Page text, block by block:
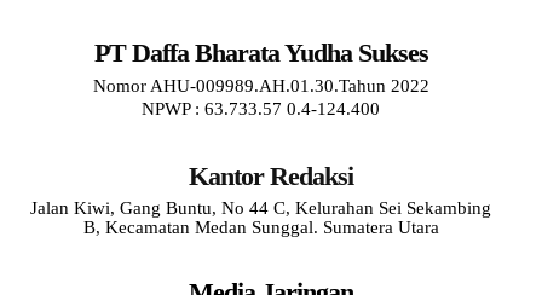
PT Daffa Bharata Yudha Sukses
Nomor AHU-009989.AH.01.30.Tahun 2022
NPWP : 63.733.57 0.4-124.400
Kantor Redaksi
Jalan Kiwi, Gang Buntu, No 44 C, Kelurahan Sei Sekambing
B, Kecamatan Medan Sunggal. Sumatera Utara